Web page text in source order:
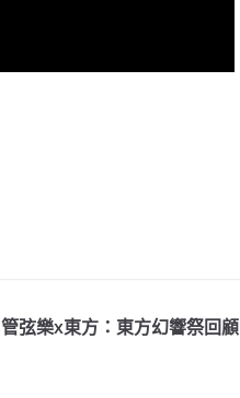
管弦樂x東方：東方幻響祭回顧